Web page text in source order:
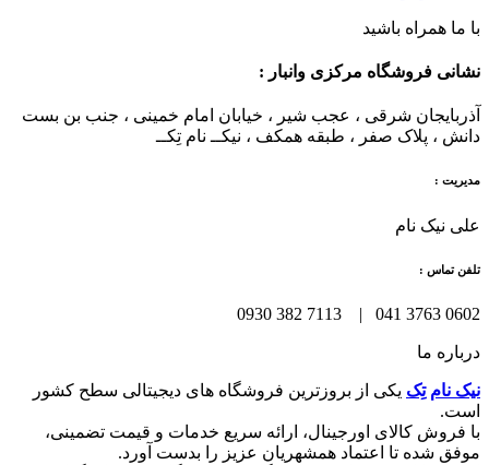
با ما همراه باشید
نشانی فروشگاه مرکزی وانبار :
آذربایجان شرقی ، عجب شیر ، خیابان امام خمینی ، جنب بن بست
دانش ، پلاک صفر ، طبقه همکف ، نیکــ نام تِکــ
مدیریت :
علی نیک نام
تلفن تماس :
0602 3763 041 | 7113 382 0930
درباره ما
نیک نام تِک یکی از بروزترین فروشگاه های دیجیتالی سطح کشور
است.
با فروش کالای اورجینال، ارائه سریع خدمات و قیمت تضمینی،
موفق شده تا اعتماد همشهریان عزیز را بدست آورد.